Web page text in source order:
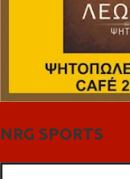
NRG SPORTS